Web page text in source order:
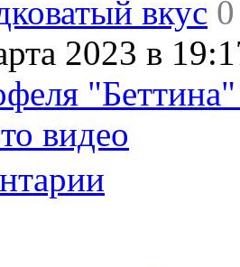
вкус 0
2023 в
видео